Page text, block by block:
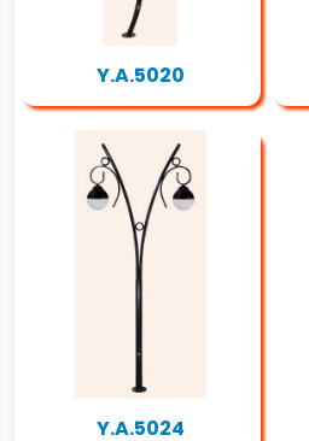
Y.A.5020
Y.A.5024